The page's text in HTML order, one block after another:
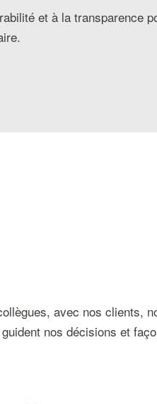
et à la transparence
avec nos clients,
nos décisions et